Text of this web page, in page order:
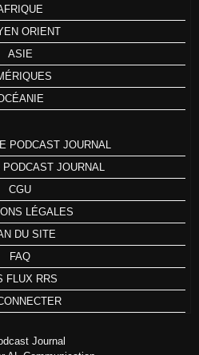
ORIENT
ASIE
PODCAST JOURNAL
JOURNAL
CGU
LÉGALES
DU SITE
FAQ
FLUX RRS
Journal